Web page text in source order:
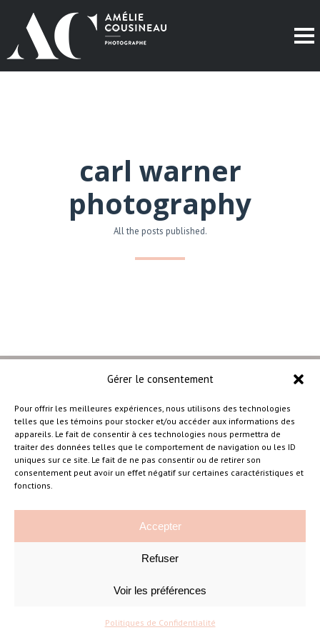
Gérer le consentement
Pour offrir les meilleures expériences, nous utilisons des technologies
telles que les témoins pour stocker et/ou accéder aux informations des
appareils. Le fait de consentir à ces technologies nous permettra de
traiter des données telles que le comportement de navigation ou les ID
uniques sur ce site. Le fait de ne pas consentir ou de retirer son
consentement peut avoir un effet négatif sur certaines caractéristiques et
fonctions.
Accepter
Refuser
Voir les préférences
Politiques de Confidentialité
carl warner
photography
All the posts published.
–
Amélie Cousineau Photographe
©Amelie Cousineau Photographe